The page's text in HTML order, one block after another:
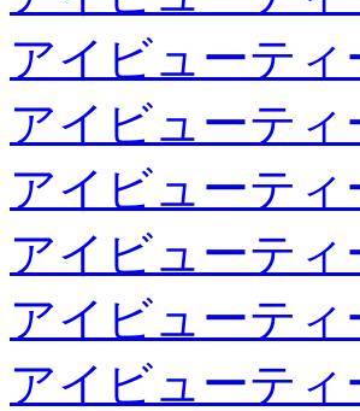
アイビューテ
アイビューテ
アイビューテ
アイビューテ
アイビューテ
アイビューテ